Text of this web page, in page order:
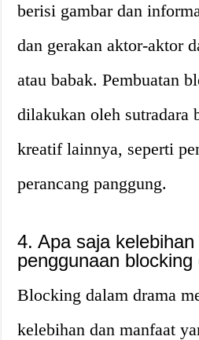
berisi gambar dan
dan gerakan aktor-aktor
atau babak. Pembuatan
dilakukan oleh sutradara
kreatif lainnya, seperti
perancang panggung.
4. Apa saja kelebihan
penggunaan
Blocking dalam drama
kelebihan dan manfaat